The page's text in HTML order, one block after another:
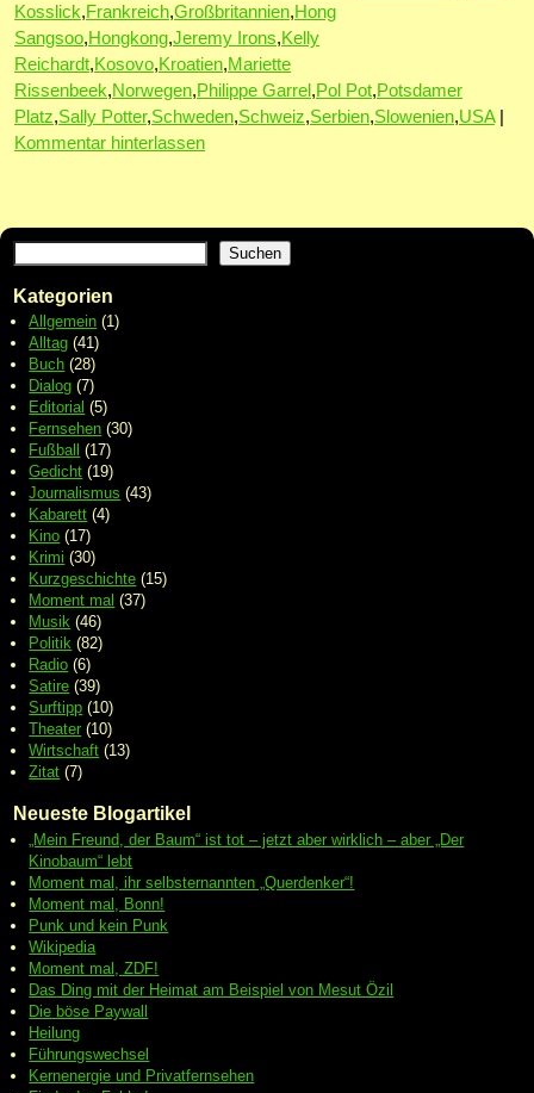
Kosslick,Frankreich,Großbritannien,Hong
Sangsoo,Hongkong,Jeremy Irons,Kelly
Reichardt,Kosovo,Kroatien,Mariette
Rissenbeek,Norwegen,Philippe Garrel ,Pol Pot,Potsdamer
Platz,Sally Potter,Schweden,Schweiz,Serbien,Slowenien,USA
Kommentar hinterlassen
Suchen
Kategorien
Allgemein (1)
Alltag (41)
Buch (28)
Dialog (7)
Editorial (5)
Fernsehen (30)
Fußball (17)
Gedicht (19)
Journalismus (43)
Kabarett (4)
Kino (17)
Krimi (30)
Kurzgeschichte (15)
Moment mal (37)
Musik (46)
Politik (82)
Radio (6)
Satire (39)
Surftipp (10)
Theater (10)
Wirtschaft (13)
Zitat (7)
Neueste Blogartikel
„Mein Freund, der Baum“ ist tot – jetzt aber wirklich – aber „Der
Kinobaum“ lebt
Moment mal, ihr selbsternannten „Querdenker“!
Moment mal, Bonn!
Punk und kein Punk
Wikipedia
Moment mal, ZDF!
Das Ding mit der Heimat am Beispiel von Mesut Özil
Die böse Paywall
Heilung
Führungswechsel
Kernenergie und Privatfernsehen